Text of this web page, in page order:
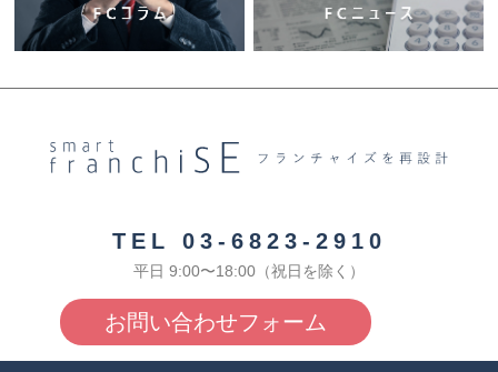
TEL 03-6823-2910
平日 9:00〜18:00（祝日を除く）
お問い合わせフォーム